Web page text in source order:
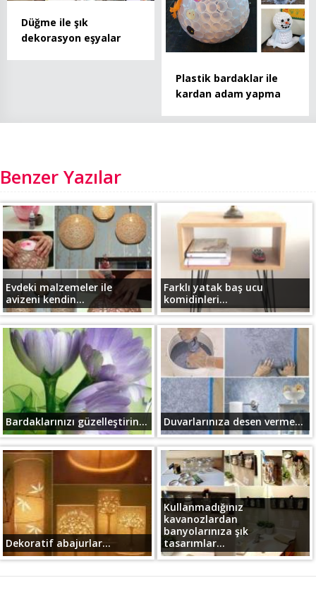
Düğme ile şık
dekorasyon eşyalar
Plastik bardaklar ile
kardan adam yapma
Benzer Yazılar
Evdeki malzemeler ile
avizeni kendin...
Farklı yatak baş ucu
komidinleri...
Bardaklarınızı güzelleştirin... Duvarlarınıza desen verme...
Dekoratif abajurlar...
Kullanmadığınız
kavanozlardan
banyolarınıza şık
tasarımlar...